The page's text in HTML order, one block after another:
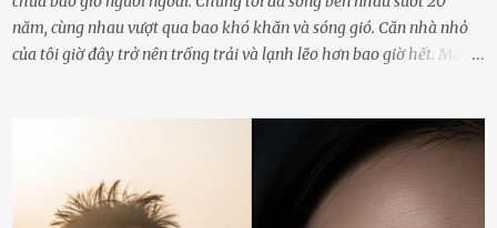
năm, cùng nhau vượt qua bao khó khăn và sóng gió. Căn nhà nhỏ
của tôi giờ đây trở nên trống trải và lạnh lẽo hơn bao giờ hết. Mỗi
rơi vào khoảng trống vô tận, chẳng còn muốn làm gì ngoài việc
ngồi lặng lẽ nhớ về cô ấy. Nhưng cuộc sống không cho phép tôi mãi
chìm đắm trong đau khổ. Họ hàng, bạn bè và những người thân
thiết đã đến bên, giúp tôi tổ chức tang lễ chu toàn. Và hôm nay là